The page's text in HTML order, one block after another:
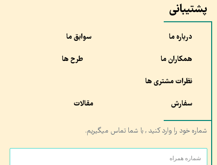
پشتیبانی
درباره ما سوابق ما
همکاران ما طرح ها
نظرات مشتری ها
سفارش مقالات
شماره خود را وارد کنید , با شما تماس میگیریم.